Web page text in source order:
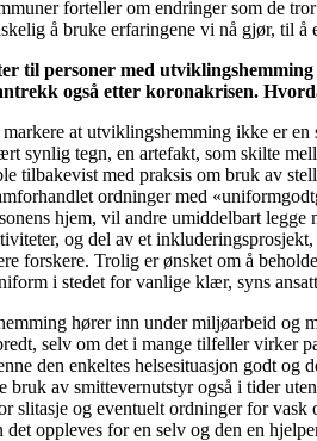
forteller om endringer som de
å bruke erfaringene vi nå gjør, til å
til personer med
også etter koronakrisen.
at utviklingshemming ikke er
synlig tegn, en artefakt, som skilte
tilbakevist med praksis om bruk av
ordninger med
hjem, vil andre umiddelbart
og del av et
forskere. Trolig er ønsket om å
i stedet for vanlige klær, syns
hører inn under miljøarbeid
selv om det i mange tilfeller virker
den enkeltes helsesituasjon godt
av smittevernutstyr også i tider
slitasje og eventuelt ordninger for
oppleves for en selv og den en